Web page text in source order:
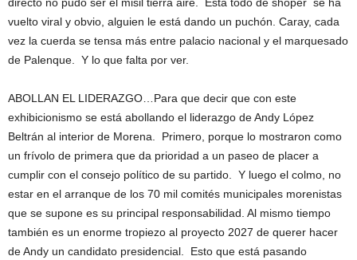
vuelto viral y obvio, alguien le está dando un puchón. Caray, cada
vez la cuerda se tensa más entre palacio nacional y el marquesado
de Palenque. Y lo que falta por ver.
ABOLLAN EL LIDERAZGO…Para que decir que con este
exhibicionismo se está abollando el liderazgo de Andy López
Beltrán al interior de Morena. Primero, porque lo mostraron como
un frívolo de primera que da prioridad a un paseo de placer a
cumplir con el consejo político de su partido. Y luego el colmo, no
estar en el arranque de los 70 mil comités municipales morenistas
que se supone es su principal responsabilidad. Al mismo tiempo
también es un enorme tropiezo al proyecto 2027 de querer hacer
de Andy un candidato presidencial. Esto que está pasando